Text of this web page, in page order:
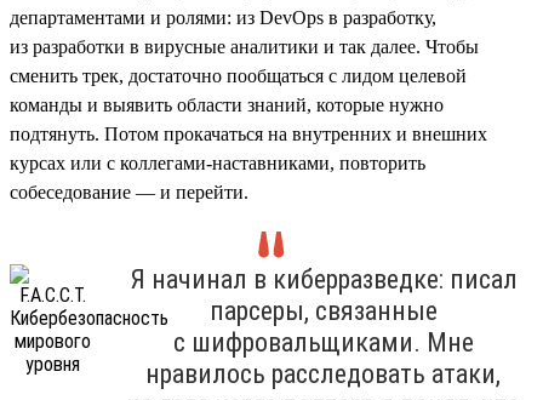
департаментами и ролями: из DevOps в разработку,
из разработки в вирусные аналитики и так далее. Чтобы
сменить трек, достаточно пообщаться с лидом целевой
команды и выявить области знаний, которые нужно
подтянуть. Потом прокачаться на внутренних и внешних
курсах или с коллегами-наставниками, повторить
собеседование — и перейти.
Я начинал в киберразведке: писал
парсеры, связанные
с шифровальщиками. Мне
нравилось расследовать атаки,